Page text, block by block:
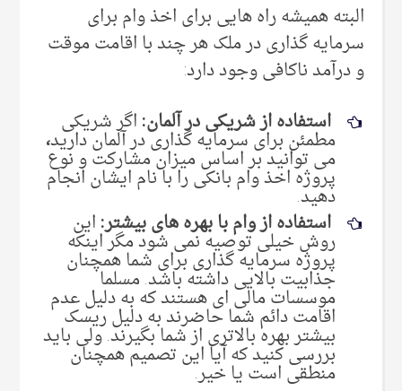
البته همیشه راه هایی برای اخذ وام برای
سرمایه گذاری در ملک هر چند با اقامت موقت
و درآمد ناکافی وجود دارد:
استفاده از شریکی در آلمان:اگر شریکی
مطمئن برای سرمایه گذاری در آلمان دارید،
می توانید بر اساس میزان مشارکت و نوع
پروژه اخذ وام بانکی را با نام ایشان انجام
دهید.
استفاده از وام با بهره های بیشتر:این
روش خیلی توصیه نمی شود مگر اینکه
پروژه سرمایه گذاری برای شما همچنان
جذابیت بالایی داشته باشد. مسلما
موسسات مالی ای هستند که به دلیل عدم
اقامت دائم شما حاضرند به دلیل ریسک
بیشتر بهره بالاتری از شما بگیرند. ولی باید
بررسی کنید که آیا این تصمیم همچنان
منطقی است یا خیر.